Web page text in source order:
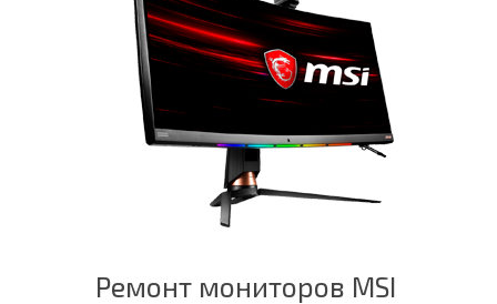
Ремонт мониторов MSI